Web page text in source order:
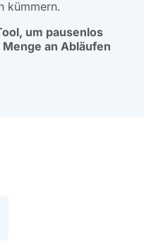
kümmern.
um pausenlos
an Abläufen